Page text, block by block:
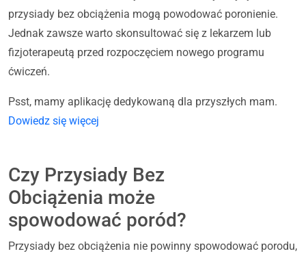
przysiady bez obciążenia mogą powodować poronienie.
Jednak zawsze warto skonsultować się z lekarzem lub
fizjoterapeutą przed rozpoczęciem nowego programu
ćwiczeń.
Psst, mamy aplikację dedykowaną dla przyszłych mam.
Dowiedz się więcej
Czy Przysiady Bez
Obciążenia może
spowodować poród?
Przysiady bez obciążenia nie powinny spowodować porodu,